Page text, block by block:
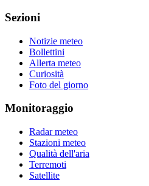
Sezioni
Notizie meteo
Bollettini
Allerta meteo
Curiosità
Foto del giorno
Monitoraggio
Radar meteo
Stazioni meteo
Qualità dell'aria
Terremoti
Satellite